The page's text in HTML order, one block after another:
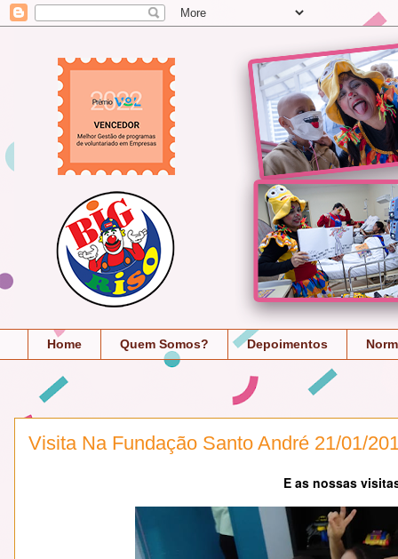
Home Quem Somos? Depoimentos
Visita Na Fundação Santo André 21/01/
E as nossas